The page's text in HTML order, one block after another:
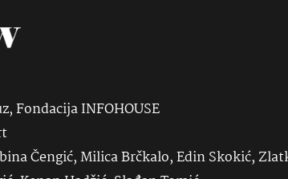
Fondacija INFOHOUSE
Čengić, Milica Brčkalo, Edin Skokić,